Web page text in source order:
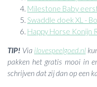
Milestone Baby
Swaddle doek XL -
Happy Horse Konijn
TIP! Via ilovespeelgoed.nl
pakken het gratis mooi in
schrijven dat zij dan op een